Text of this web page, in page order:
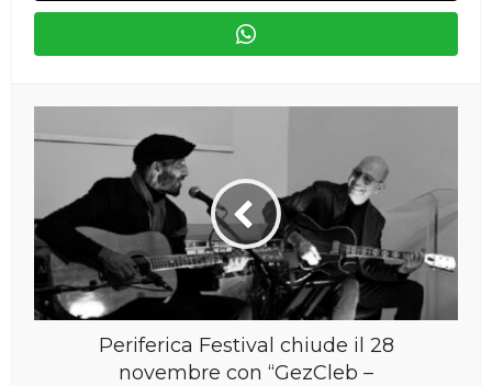
Periferica Festival chiude il 28
novembre con “GezCleb –